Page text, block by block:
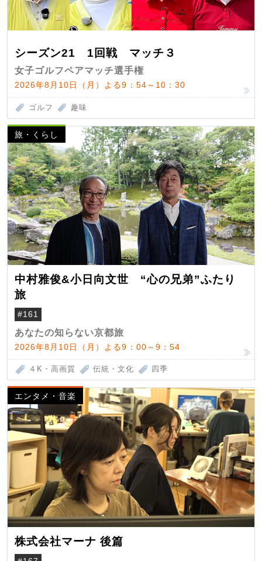
シーズン21 1回戦 マッチ３
女子ゴルフペアマッチ選手権
2026年8月10日（月）よる9：54～10：30
ゴルフ 趣味
旅・くらし
中村雅俊&小日向文世 “心の兄弟”ふたり
旅
#161
あなたの知らない京都旅
2026年8月10日（月）よる9：00～9：54
４K・高画質 伝統・文化 四季
エンタメ・音楽
株式会社マーナ 後篇